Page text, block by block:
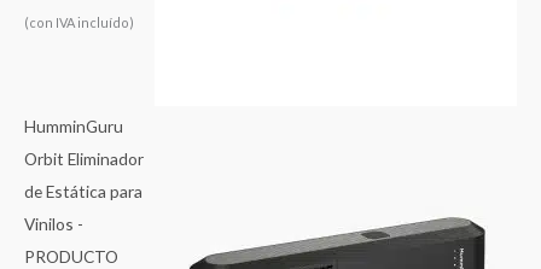
(con IVA incluído)
HumminGuru
Orbit Eliminador
de Estática para
Vinilos -
PRODUCTO